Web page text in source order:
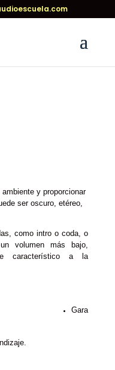
y proporcionar
ser oscuro, etéreo,
como intro o coda, o
volumen más bajo,
característico a la
Gara